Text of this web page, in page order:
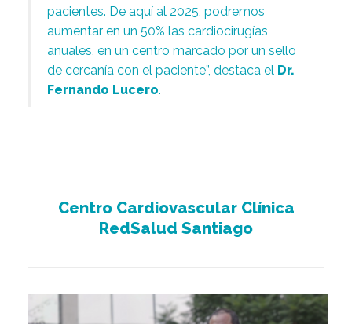
pacientes. De aquí al 2025, podremos
aumentar en un 50% las cardiocirugías
anuales, en un centro marcado por un sello
de cercanía con el paciente”, destaca el Dr.
Fernando Lucero.
Centro Cardiovascular Clínica
RedSalud Santiago